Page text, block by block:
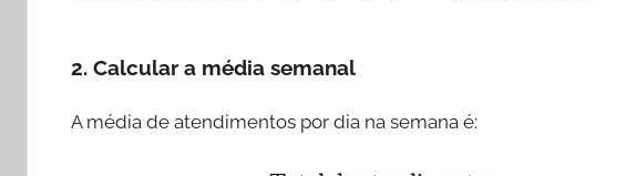
2. Calcular a média semanal
A média de atendimentos por dia na semana é: